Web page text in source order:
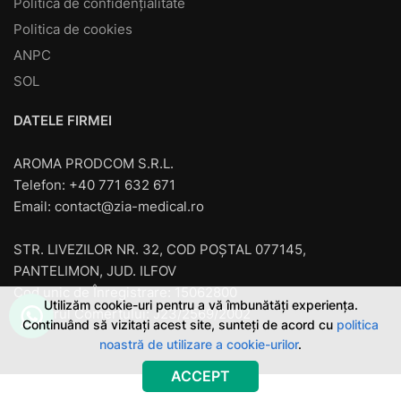
Politica de cookies
ANPC
SOL
DATELE FIRMEI
AROMA PRODCOM S.R.L.
Telefon: +40 771 632 671
Email: contact@zia-medical.ro
STR. LIVEZILOR NR. 32, COD POȘTAL 077145,
PANTELIMON, JUD. ILFOV
Cod unic de Înregistrare: 15062800
Registrul Comerţului: J23/2569/2002
Utilizăm cookie-uri pentru a vă îmbunătăți experiența.
Continuând să vizitați acest site, sunteți de acord cu politica
noastră de utilizare a cookie-urilor.
ACCEPT